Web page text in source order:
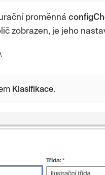
proměnná
zobrazen, je jeho
.
Klasifikace.